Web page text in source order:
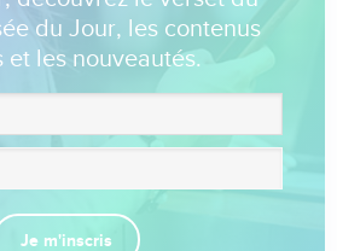
du Jour, les contenus
et les nouveautés.
Je m'inscris